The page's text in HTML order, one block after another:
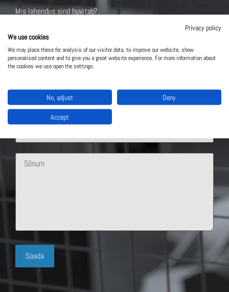
Mis lahendus sind huvitab?
Privacy policy
We use cookies
We may place these for analysis of our visitor data, to improve our website, show
personalised content and to give you a great website experience. For more information about
the cookies we use open the settings.
No, adjust Deny
Accept